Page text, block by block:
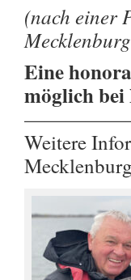
(nach einer
Eine
möglich bei
Weitere